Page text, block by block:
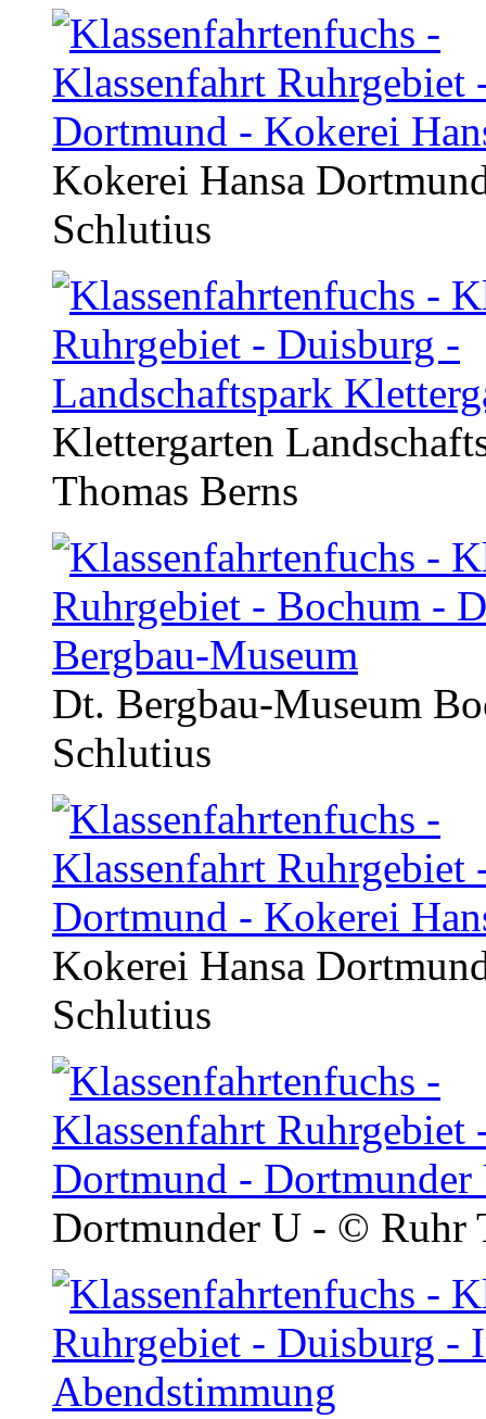
Kokerei Hansa
Schlutius
Klettergarten
Thomas Berns
Dt. Bergbau-Museum
Schlutius
Kokerei Hansa
Schlutius
Dortmunder U - © Ruhr